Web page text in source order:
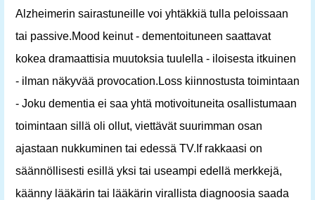
Alzheimerin sairastuneille voi yhtäkkiä tulla peloissaan
tai passive.Mood keinut - dementoituneen saattavat
kokea dramaattisia muutoksia tuulella - iloisesta itkuinen
- ilman näkyvää provocation.Loss kiinnostusta toimintaan
- Joku dementia ei saa yhtä motivoituneita osallistumaan
toimintaan sillä oli ollut, viettävät suurimman osan
ajastaan ​​nukkuminen tai edessä TV.If rakkaasi on
säännöllisesti esillä yksi tai useampi edellä merkkejä,
käänny lääkärin tai lääkärin virallista diagnoosia saada